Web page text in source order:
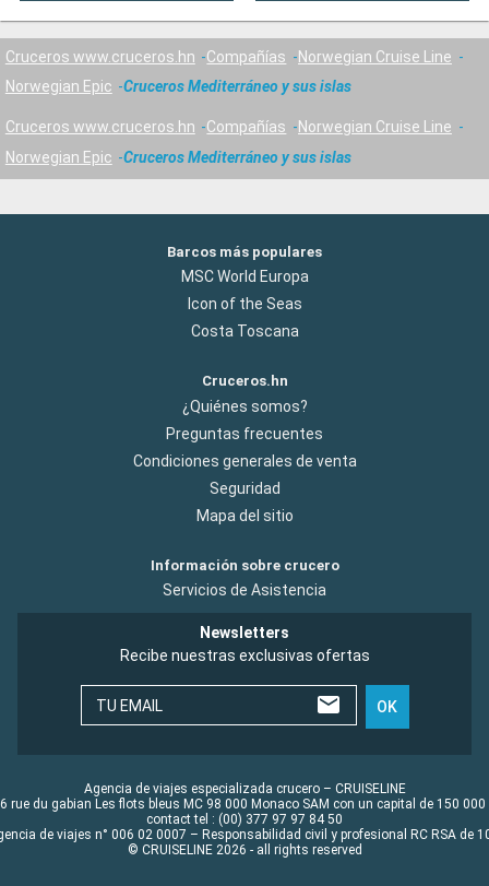
Cruceros www.cruceros.hn Compañías
Norwegian Cruise Line
Norwegian Epic
Cruceros Mediterráneo y sus islas
Cruceros www.cruceros.hn Compañías
Norwegian Cruise Line
Norwegian Epic
Cruceros Mediterráneo y sus islas
Barcos más populares
MSC World Europa
Icon of the Seas
Costa Toscana
Cruceros.hn
¿Quiénes somos?
Preguntas frecuentes
Condiciones generales de venta
Seguridad
Mapa del sitio
Información sobre crucero
Servicios de Asistencia
Newsletters
Recibe nuestras exclusivas ofertas
TU EMAIL OK
Agencia de viajes especializada crucero – CRUISELINE
rue du gabian Les flots bleus MC 98 000 Monaco SAM con un capital de 150 000
contact tel : (00) 377 97 97 84 50
de viajes n° 006 02 0007 – Responsabilidad civil y profesional RC RSA de
© CRUISELINE 2026 - all rights reserved